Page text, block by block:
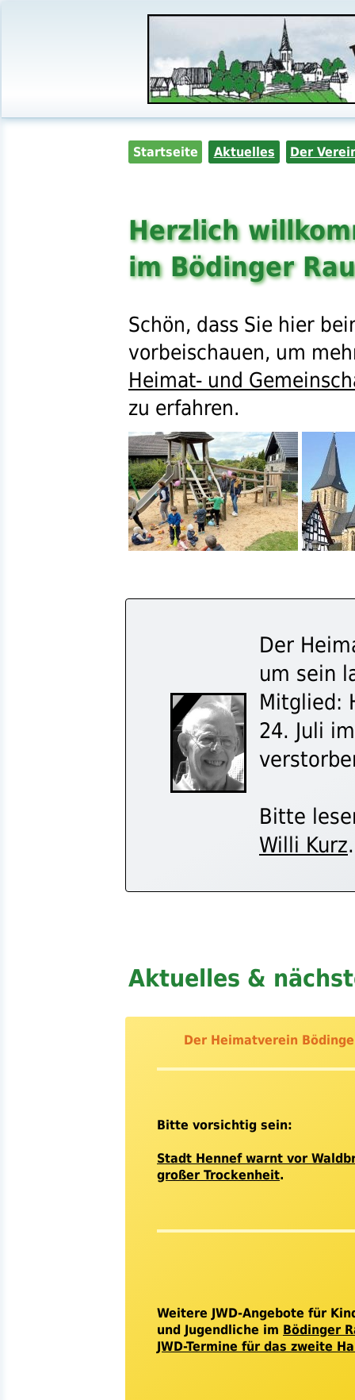
Startseite Aktuelles Der
Herzlich
im Bödinger
Schön, dass Sie hier
vorbeischauen, um
Heimat- und
zu erfahren.
Der
um sein
Mitglied:
24. Juli
Bitte
Willi Kurz.
Aktuelles &
Der Heimatverein
Bitte vorsichtig sein:
Stadt Hennef warnt vor
großer Trockenheit.
Weitere JWD-Angebote für
und Jugendliche im Bödinger
JWD-Termine für das zweite